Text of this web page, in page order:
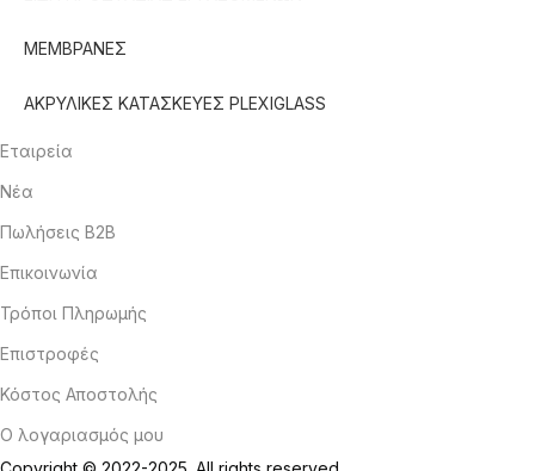
ΜΕΜΒΡΑΝΕΣ
ΑΚΡΥΛΙΚΕΣ ΚΑΤΑΣΚΕΥΕΣ PLEXIGLASS
Εταιρεία
Νέα
Πωλήσεις B2B
Επικοινωνία
Τρόποι Πληρωμής
Επιστροφές
Κόστος Αποστολής
Ο λογαριασμός μου